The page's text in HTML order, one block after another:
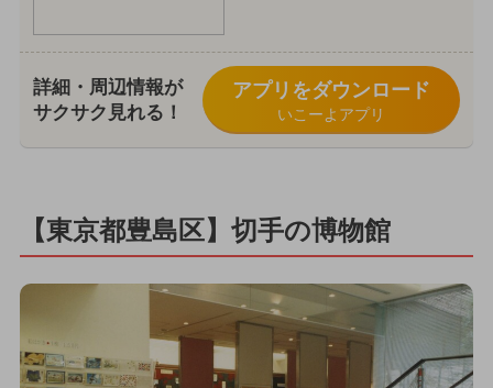
詳細・周辺情報が
サクサク見れる！
アプリをダウンロード
いこーよアプリ
【東京都豊島区】切手の博物館